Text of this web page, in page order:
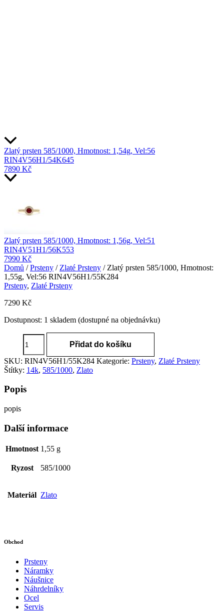
Zlatý prsten 585/1000, Hmotnost: 1,54g, Vel:56
RIN4V56H1/54K645
7890 Kč
Zlatý prsten 585/1000, Hmotnost: 1,56g, Vel:51
RIN4V51H1/56K553
7990 Kč
Domů /Prsteny / Zlaté Prsteny / Zlatý prsten 585/1000, Hmotnost:
1,55g, Vel:56 RIN4V56H1/55K284
Prsteny, Zlaté Prsteny
7290 Kč
Dostupnost: 1 skladem (dostupné na objednávku)
585/1000,
Hmotnost:
1,55g,
RIN4V56H1/55K284
Přidat do košíku
SKU: RIN4V56H1/55K284 Kategorie: Prsteny, Zlaté Prsteny
Štítky: 14k, 585/1000, Zlato
Popis
popis
Další informace
Hmotnost 1,55 g
Ryzost 585/1000
Materiál Zlato
Obchod
Prsteny
Náramky
Náušnice
Náhrdelníky
Ocel
Servis